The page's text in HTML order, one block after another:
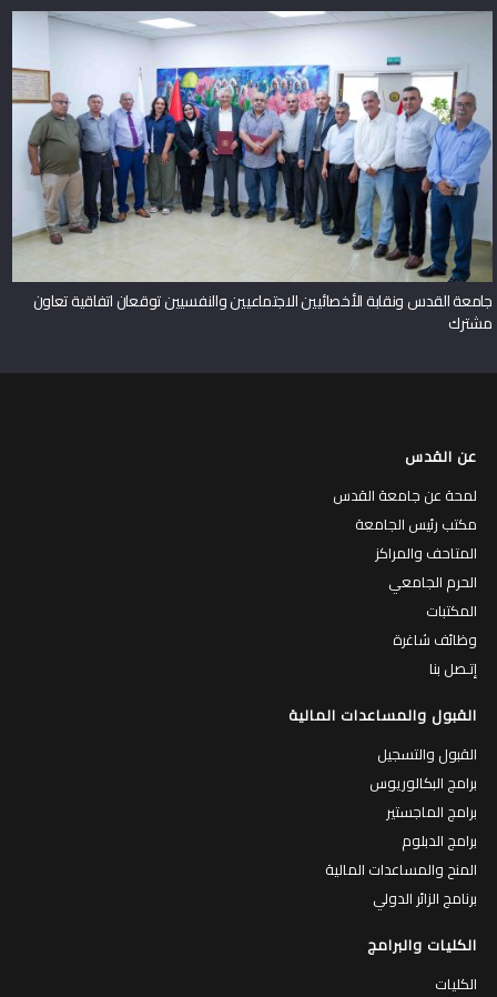
جامعة القدس ونقابة الأخصائيين الاجتماعيين والنفسيين توقعان اتفاقية تعاون
مشترك
عن القدس
لمحة عن جامعة القدس
مكتب رئيس الجامعة
المتاحف والمراكز
الحرم الجامعي
المكتبات
وظائف شاغرة
إتـصل بنا
القبول والمساعدات المالية
القبول والتسجيل
برامج البكالوريوس
برامج الماجستير
برامج الدبلوم
المنح والمساعدات المالية
برنامج الزائر الدولي
الكليات والبرامج
الكليات